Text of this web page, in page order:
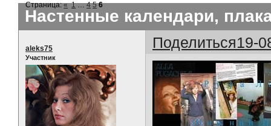
Настенные календари,
Страница:« 1 … 4 5 6
Поделиться19-
aleks75
Участник